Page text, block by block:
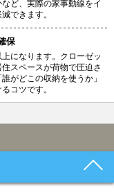
ど、実際の家事動線をイ
できます。
保
になります。クローゼッ
スペースが荷物で圧迫さ
がどこの収納を使うか」
コツです。